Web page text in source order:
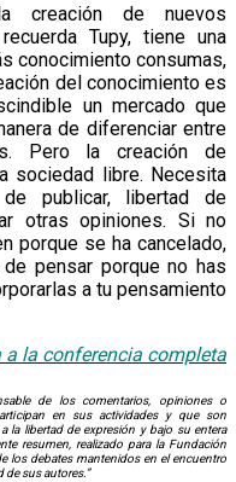
creación de nuevos
Tupy, tiene una
conocimiento consumas,
del conocimiento es
un mercado que
de diferenciar entre
Pero la creación de
sociedad libre. Necesita
publicar, libertad de
otras opiniones. Si no
porque se ha cancelado,
pensar porque no has
a tu pensamiento
a la conferencia completa
de los comentarios, opiniones o
en sus actividades y que son
la libertad de expresión y bajo su entera
resumen, realizado para la Fundación
los debates mantenidos en el encuentro
de sus autores.”